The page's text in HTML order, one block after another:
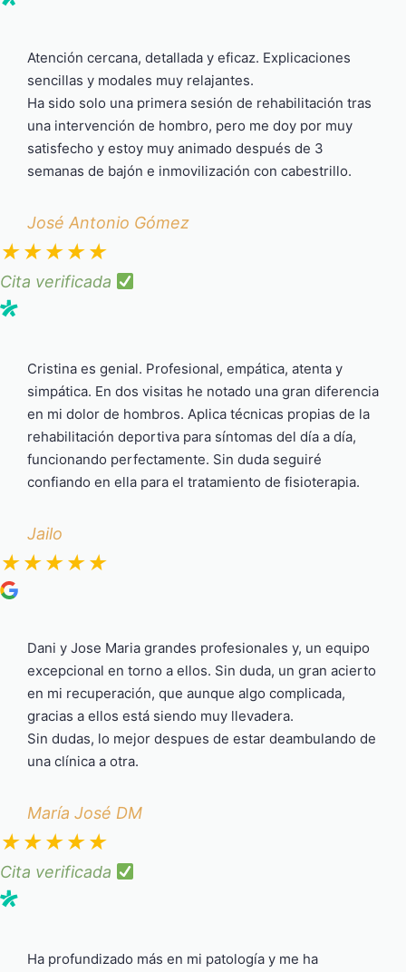
Atención cercana, detallada y eficaz. Explicaciones
sencillas y modales muy relajantes.
Ha sido solo una primera sesión de rehabilitación tras
una intervención de hombro, pero me doy por muy
satisfecho y estoy muy animado después de 3
semanas de bajón e inmovilización con cabestrillo.
José Antonio Gómez
★★★★★
Cita verificada
Cristina es genial. Profesional, empática, atenta y
simpática. En dos visitas he notado una gran diferencia
en mi dolor de hombros. Aplica técnicas propias de la
rehabilitación deportiva para síntomas del día a día,
funcionando perfectamente. Sin duda seguiré
confiando en ella para el tratamiento de fisioterapia.
Jailo
★★★★★
Dani y Jose Maria grandes profesionales y, un equipo
excepcional en torno a ellos. Sin duda, un gran acierto
en mi recuperación, que aunque algo complicada,
gracias a ellos está siendo muy llevadera.
Sin dudas, lo mejor despues de estar deambulando de
una clínica a otra.
María José DM
★★★★★
Cita verificada
Ha profundizado más en mi patología y me ha